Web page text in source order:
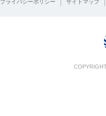
プライバシーポリシー サイトマップ